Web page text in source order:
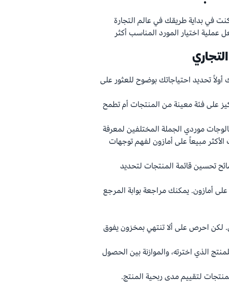
في بداية طريقك في عالم التجارة
اختيار المورد المناسب أكثر
تحديد احتياجاتك بوضوح للعثور على
على فئة معينة من المنتجات أم تطمح
موردي الجملة المختلفين لمعرفة
مبيعاً على أمازون لفهم توجهات
تحسين قائمة المنتجات لتحديد
أمازون. يمكنك مراجعة بوابة المرجع
لكن احرص على ألا تنتهي بمخزون يفوق
الذي اخترته، والموازنة بين الحصول
لتقييم مدى ربحية المنتج.